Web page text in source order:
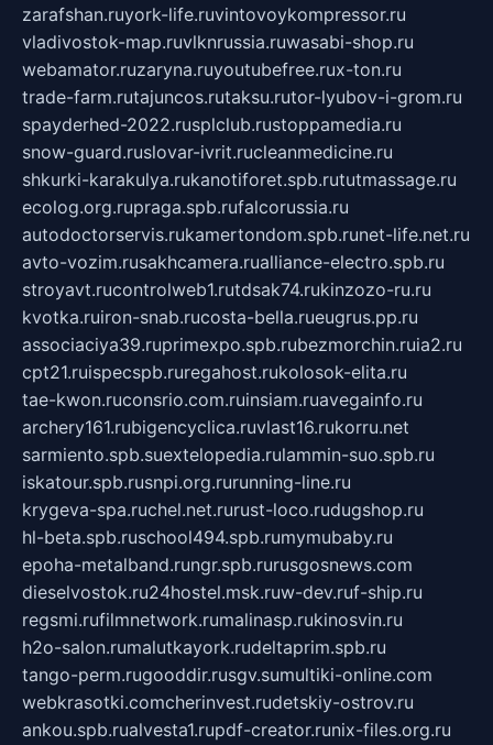
zarafshan.ruyork-life.ruvintovoykompressor.ru
vladivostok-map.ruvlknrussia.ruwasabi-shop.ru
webamator.ruzaryna.ruyoutubefree.rux-ton.ru
trade-farm.rutajuncos.rutaksu.rutor-lyubov-i-grom.ru
spayderhed-2022.rusplclub.rustoppamedia.ru
snow-guard.ruslovar-ivrit.rucleanmedicine.ru
shkurki-karakulya.rukanotiforet.spb.rututmassage.ru
ecolog.org.rupraga.spb.rufalcorussia.ru
autodoctorservis.rukamertondom.spb.runet-life.net.ru
avto-vozim.rusakhcamera.rualliance-electro.spb.ru
stroyavt.rucontrolweb1.rutdsak74.rukinzozo-ru.ru
kvotka.ruiron-snab.rucosta-bella.rueugrus.pp.ru
associaciya39.ruprimexpo.spb.rubezmorchin.ruia2.ru
cpt21.ruispecspb.ruregahost.rukolosok-elita.ru
tae-kwon.ruconsrio.com.ruinsiam.ruavegainfo.ru
archery161.rubigencyclica.ruvlast16.rukorru.net
sarmiento.spb.suextelopedia.rulammin-suo.spb.ru
iskatour.spb.rusnpi.org.rurunning-line.ru
krygeva-spa.ruchel.net.rurust-loco.rudugshop.ru
hl-beta.spb.ruschool494.spb.rumymubaby.ru
epoha-metalband.rungr.spb.rurusgosnews.com
dieselvostok.ru24hostel.msk.ruw-dev.ruf-ship.ru
regsmi.rufilmnetwork.rumalinasp.rukinosvin.ru
h2o-salon.rumalutkayork.rudeltaprim.spb.ru
tango-perm.rugooddir.rusgv.sumultiki-online.com
webkrasotki.comcherinvest.rudetskiy-ostrov.ru
ankou.spb.rualvesta1.rupdf-creator.runix-files.org.ru